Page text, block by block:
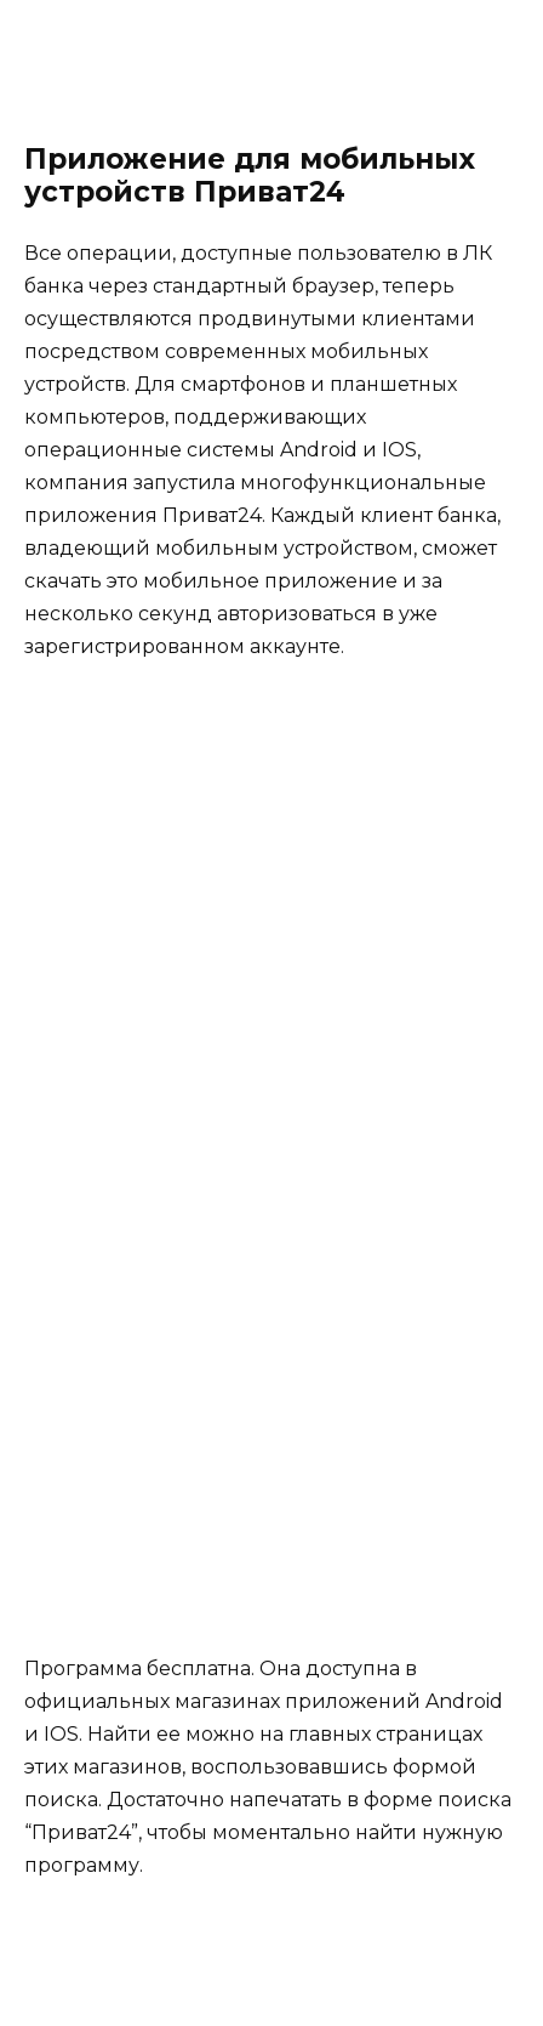
Приложение для мобильных
устройств Приват24
Все операции, доступные пользователю в ЛК
банка через стандартный браузер, теперь
осуществляются продвинутыми клиентами
посредством современных мобильных
устройств. Для смартфонов и планшетных
компьютеров, поддерживающих
операционные системы Android и IOS,
компания запустила многофункциональные
приложения Приват24. Каждый клиент банка,
владеющий мобильным устройством, сможет
скачать это мобильное приложение и за
несколько секунд авторизоваться в уже
зарегистрированном аккаунте.
Программа бесплатна. Она доступна в
официальных магазинах приложений Android
и IOS. Найти ее можно на главных страницах
этих магазинов, воспользовавшись формой
поиска. Достаточно напечатать в форме поиска
“Приват24”, чтобы моментально найти нужную
программу.